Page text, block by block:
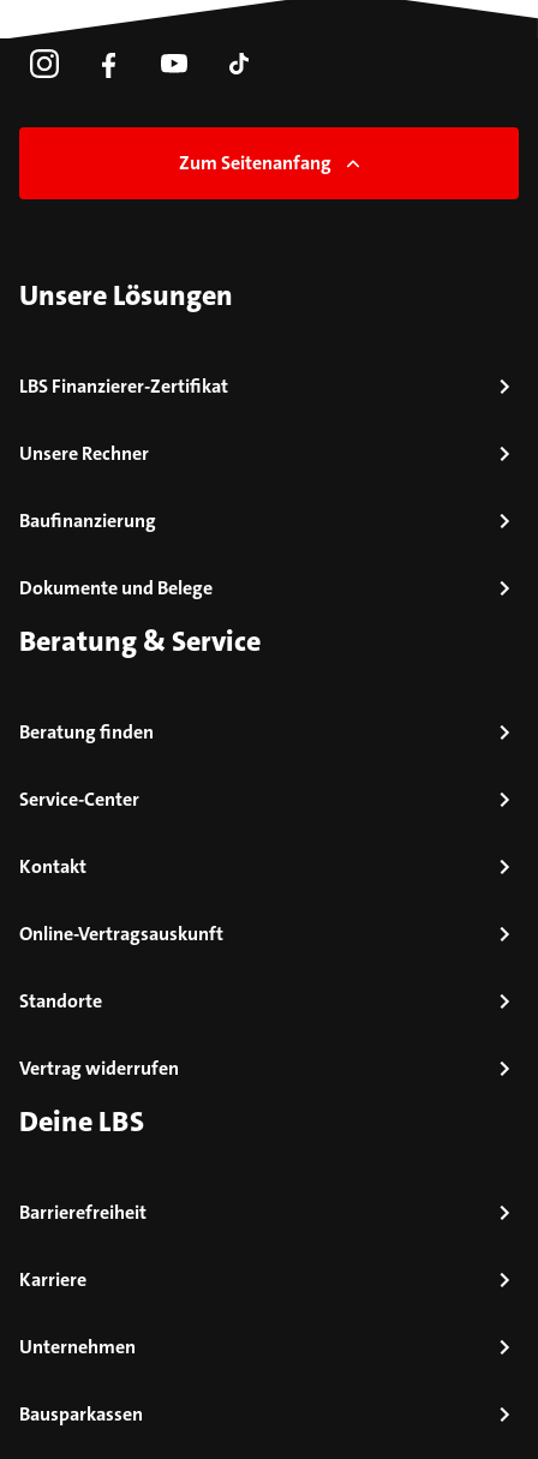
Zum Seitenanfang
Unsere Lösungen
LBS Finanzierer-Zertifikat
Unsere Rechner
Baufinanzierung
Dokumente und Belege
Beratung & Service
Beratung finden
Service-Center
Kontakt
Online-Vertragsauskunft
Standorte
Vertrag widerrufen
Deine LBS
Barrierefreiheit
Karriere
Unternehmen
Bausparkassen